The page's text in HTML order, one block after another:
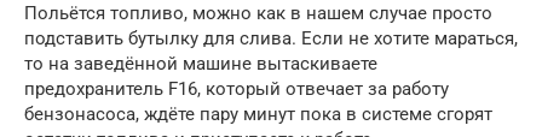
Польётся топливо, можно как в нашем случае просто
подставить бутылку для слива. Если не хотите мараться,
то на заведённой машине вытаскиваете
предохранитель F16, который отвечает за работу
бензонасоса, ждёте пару минут пока в системе сгорят